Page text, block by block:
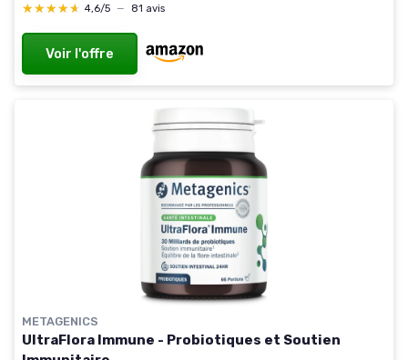
★★★★★
★★★★★ 4,6/5 — 81 avis
Voir l'offre
METAGENICS
UltraFlora Immune - Probiotiques et Soutien